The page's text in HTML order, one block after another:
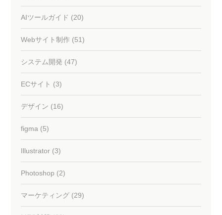
AIツールガイド (20)
Webサイト制作 (51)
システム開発 (47)
ECサイト (3)
デザイン (16)
figma (5)
Illustrator (3)
Photoshop (2)
マーケティング (29)